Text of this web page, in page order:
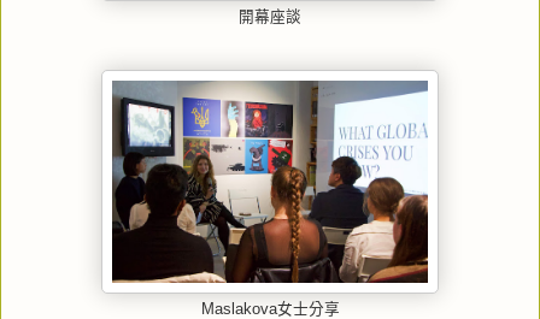
開幕座談
Maslakova女士分享